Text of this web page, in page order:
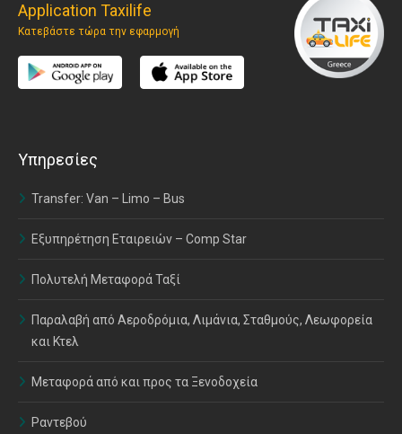
Application Taxilife
Κατεβάστε τώρα την εφαρμογή
Υπηρεσίες
Transfer: Van – Limo – Bus
Εξυπηρέτηση Εταιρειών – Comp Star
Πολυτελή Μεταφορά Ταξί
Παραλαβή από Αεροδρόμια, Λιμάνια, Σταθμούς, Λεωφορεία
και Κτελ
Μεταφορά από και προς τα Ξενοδοχεία
Ραντεβού